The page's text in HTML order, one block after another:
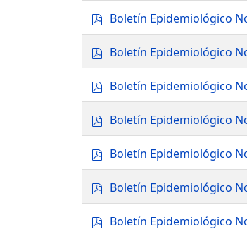
pBoletín Epidemiológico
pBoletín Epidemiológico
pBoletín Epidemiológico
pBoletín Epidemiológico
pBoletín Epidemiológico
pBoletín Epidemiológico
pBoletín Epidemiológico